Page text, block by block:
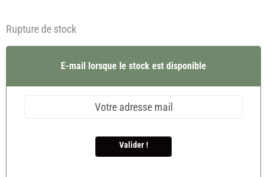
Rupture de stock
E-mail lorsque le stock est disponible
Valider !